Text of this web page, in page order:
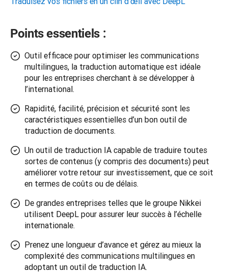
Points essentiels :
Outil efficace pour optimiser les communications
multilingues, la traduction automatique est idéale
pour les entreprises cherchant à se développer à
l’international.
Rapidité, facilité, précision et sécurité sont les
caractéristiques essentielles d’un bon outil de
traduction de documents.
Un outil de traduction IA capable de traduire toutes
sortes de contenus (y compris des documents) peut
améliorer votre retour sur investissement, que ce soit
en termes de coûts ou de délais.
De grandes entreprises telles que le groupe Nikkei
utilisent DeepL pour assurer leur succès à l’échelle
internationale.
Prenez une longueur d’avance et gérez au mieux la
complexité des communications multilingues en
adoptant un outil de traduction IA.